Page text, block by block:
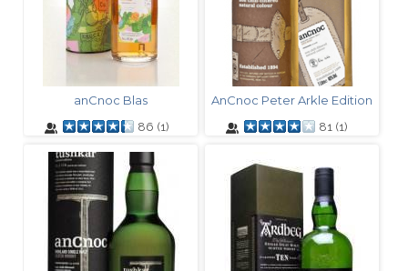
anCnoc Blas
86 (1)
AnCnoc Peter Arkle Edition
81 (1)